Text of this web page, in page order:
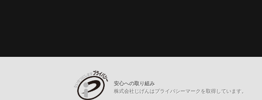
安心への取り組み
株式会社じげんはプライバシーマークを取得しています。